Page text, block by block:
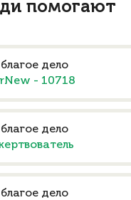
помогают
дело
- 10718
дело
дело